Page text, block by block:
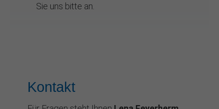
Sie uns bitte an.
Kontakt